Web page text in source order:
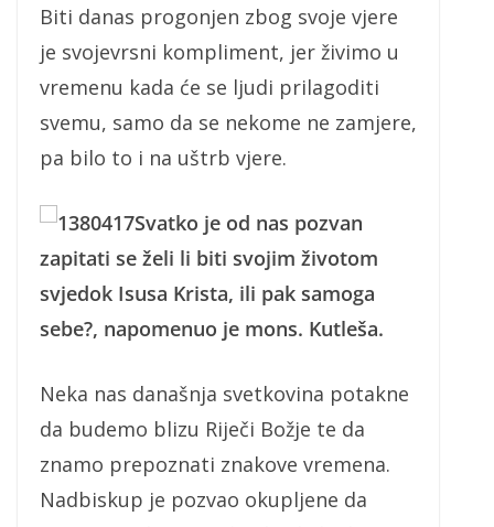
Biti danas progonjen zbog svoje vjere
je svojevrsni kompliment, jer živimo u
vremenu kada će se ljudi prilagoditi
svemu, samo da se nekome ne zamjere,
pa bilo to i na uštrb vjere.
Svatko je od nas pozvan
zapitati se želi li biti svojim životom
svjedok Isusa Krista, ili pak samoga
sebe?, napomenuo je mons. Kutleša.
Neka nas današnja svetkovina potakne
da budemo blizu Riječi Božje te da
znamo prepoznati znakove vremena.
Nadbiskup je pozvao okupljene da